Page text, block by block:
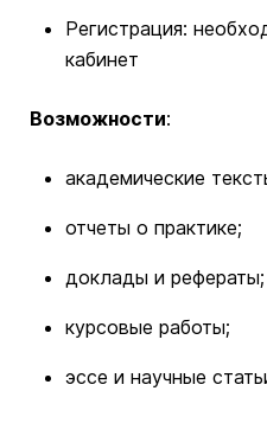
Регистрация:
кабинет
Возможности:
академические
отчеты о практике;
доклады и рефераты;
курсовые работы;
эссе и научные